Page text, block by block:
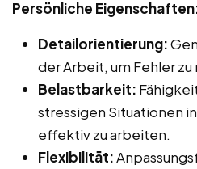
Persönliche
Detailorientierung:
der Arbeit, um Fehler
Belastbarkeit:
stressigen Situationen
effektiv zu arbeiten.
Flexibilität: